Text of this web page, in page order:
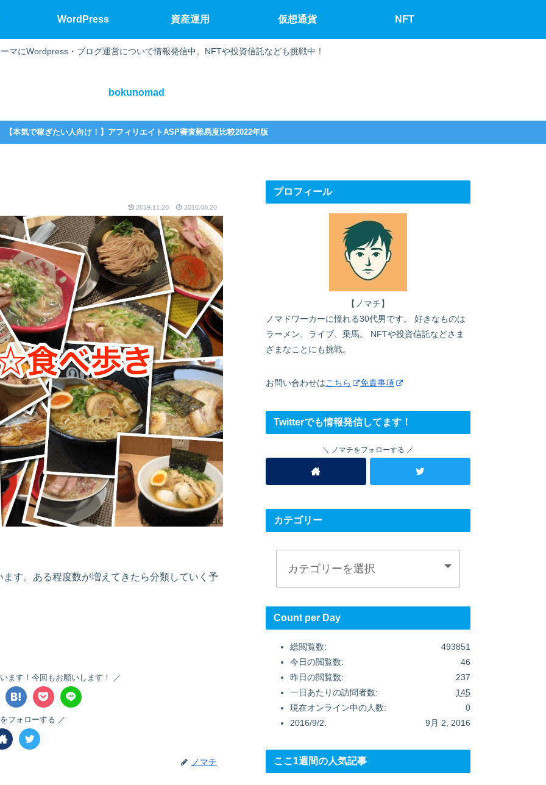
ーマにWordpress・ブログ運営について情報発信中。NFTや投資信託なども挑戦中！
bokunomad
WordPress 資産運用 仮想通貨 NFT
【本気で稼ぎたい人向け！】アフィリエイトASP審査難易度比較2022年版
2019.11.26 2016.08.20
す。ある程度数が増えてきたら分類していく予
ます！今回もお願いします！
フォローする
ノマチ
プロフィール
【ノマチ】
ノマドワーカーに憧れる30代男です。 好きなものは
ラーメン、ライブ、乗馬。 NFTや投資信託などさま
ざまなことにも挑戦。
お問い合わせはこちら 免責事項
Twitterでも情報発信してます！
ノマチをフォローする
カテゴリー
Count per Day
493851
総閲覧数:
46
今日の閲覧数:
237
昨日の閲覧数:
145
一日あたりの訪問者数:
0
現在オンライン中の人数:
9月 2, 2016
2016/9/2:
ここ1週間の人気記事